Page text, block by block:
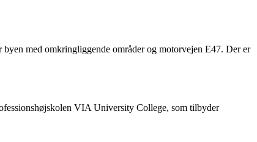
med omkringliggende områder og motorvejen E47. Der er
VIA University College, som tilbyder